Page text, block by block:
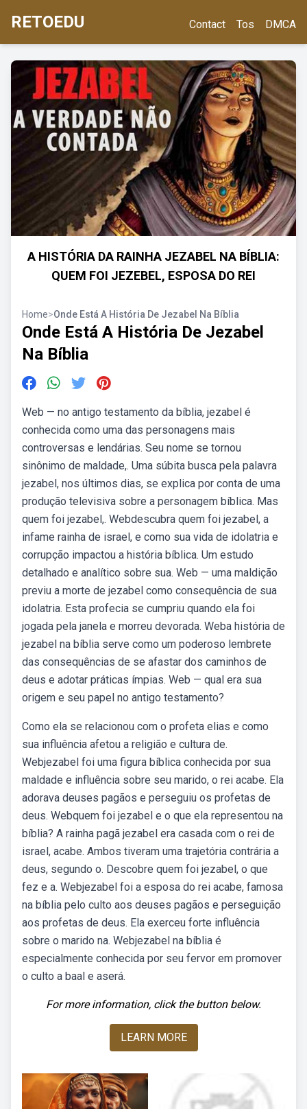
RETOEDU Contact Tos DMCA
A HISTÓRIA DA RAINHA JEZABEL NA BÍBLIA:
QUEM FOI JEZEBEL, ESPOSA DO REI
Home>Onde Está A História De Jezabel Na Bíblia
Onde Está A História De Jezabel
Na Bíblia
Web — no antigo testamento da bíblia, jezabel é
conhecida como uma das personagens mais
controversas e lendárias. Seu nome se tornou
sinônimo de maldade,. Uma súbita busca pela palavra
jezabel, nos últimos dias, se explica por conta de uma
produção televisiva sobre a personagem bíblica. Mas
quem foi jezabel,. Webdescubra quem foi jezabel, a
infame rainha de israel, e como sua vida de idolatria e
corrupção impactou a história bíblica. Um estudo
detalhado e analítico sobre sua. Web — uma maldição
previu a morte de jezabel como consequência de sua
idolatria. Esta profecia se cumpriu quando ela foi
jogada pela janela e morreu devorada. Weba história de
jezabel na bíblia serve como um poderoso lembrete
das consequências de se afastar dos caminhos de
deus e adotar práticas ímpias. Web — qual era sua
origem e seu papel no antigo testamento?
Como ela se relacionou com o profeta elias e como
sua influência afetou a religião e cultura de.
Webjezabel foi uma figura bíblica conhecida por sua
maldade e influência sobre seu marido, o rei acabe. Ela
adorava deuses pagãos e perseguiu os profetas de
deus. Webquem foi jezabel e o que ela representou na
bíblia? A rainha pagã jezabel era casada com o rei de
israel, acabe. Ambos tiveram uma trajetória contrária a
deus, segundo o. Descobre quem foi jezabel, o que
fez e a. Webjezabel foi a esposa do rei acabe, famosa
na bíblia pelo culto aos deuses pagãos e perseguição
aos profetas de deus. Ela exerceu forte influência
sobre o marido na. Webjezabel na bíblia é
especialmente conhecida por seu fervor em promover
o culto a baal e aserá.
For more information, click the button below.
LEARN MORE